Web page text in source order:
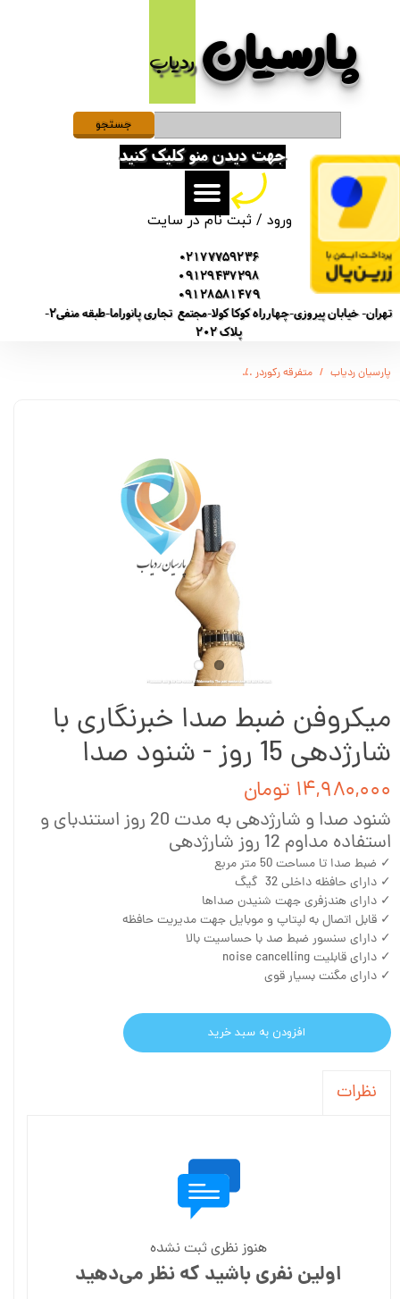
پارسیان​​​​​​​ردیاب
ورود /ثبت نام در سایت
حساب کاربری من
تغییر گذر واژه
سفارشات
خروج از حساب کاربری
02177759236
09129437298
09128581479
تهران- خیابان پیروزی-چهارراه کوکا کولا-مجتمع تجاری پانوراما-طبقه منفی2-
پلاک 202
جهت دیدن منو کلیک کنید
جستجو
پارسیان ردیاب متفرقه رکوردر
میکروفن ضبط صدا خبرنگاری با
شارژدهی 15 روز - شنود صدا
۱۴,۹۸۰,۰۰۰ تومان
شنود صدا و شارژدهی به مدت 20 روز استندبای و
استفاده مداوم 12 روز شارژدهی
✓ ضبط صدا تا مساحت 50 متر مربع
✓ دارای حافظه داخلی 32 گیگ
✓ دارای هندزفری جهت شنیدن صداها
✓ قابل اتصال به لپتاپ و موبایل جهت مدیریت حافظه
✓ دارای سنسور ضبط صد با حساسیت بالا
✓ دارای قابلیت noise cancelling
✓ دارای مگنت بسیار قوی
افزودن به سبد خرید
نظرات
هنوز نظری ثبت نشده
اولین نفری باشید که نظر می‌دهید